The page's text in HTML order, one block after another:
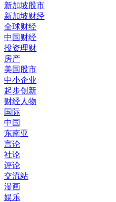
新加坡股市
新加坡财经
全球财经
中国财经
投资理财
房产
美国股市
中小企业
起步创新
财经人物
国际
中国
东南亚
言论
社论
评论
交流站
漫画
娱乐